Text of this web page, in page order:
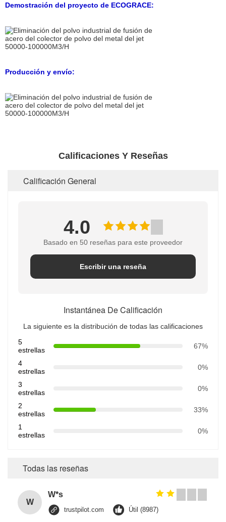
Demostración del proyecto de ECOGRACE:
Producción y envío:
Calificaciones Y Reseñas
Calificación General
4.0
Basado en 50 reseñas para este proveedor
Escribir una reseña
Instantánea De Calificación
La siguiente es la distribución de todas las calificaciones
5
estrellas
67%
4
estrellas
0%
3
estrellas
0%
2
estrellas
33%
1
estrellas
0%
Todas las reseñas
W
W*s
trustpilot.com Útil (8987)